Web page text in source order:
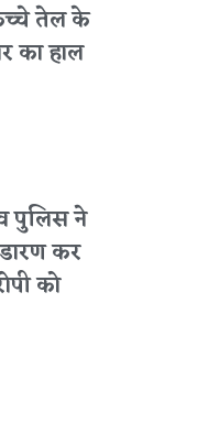
तेल के
का हाल
पुलिस ने
कर
को